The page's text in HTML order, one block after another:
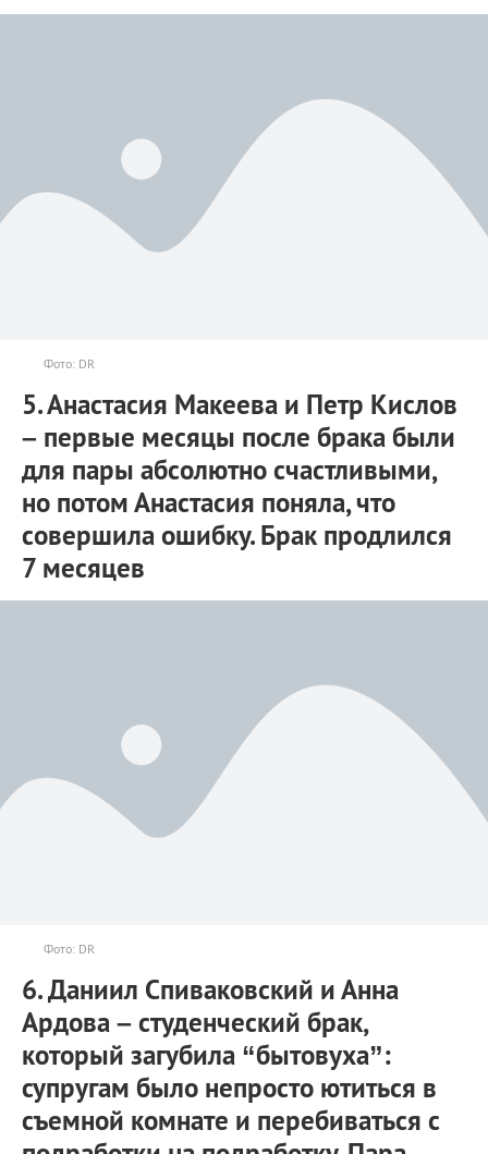
Фото: DR
5. Анастасия Макеева и Петр Кислов
– первые месяцы после брака были
для пары абсолютно счастливыми,
но потом Анастасия поняла, что
совершила ошибку. Брак продлился
7 месяцев
Фото: DR
6. Даниил Спиваковский и Анна
Ардова – студенческий брак,
который загубила “бытовуха”:
супругам было непросто ютиться в
съемной комнате и перебиваться с